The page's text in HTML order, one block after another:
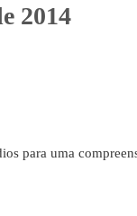
2014
para uma